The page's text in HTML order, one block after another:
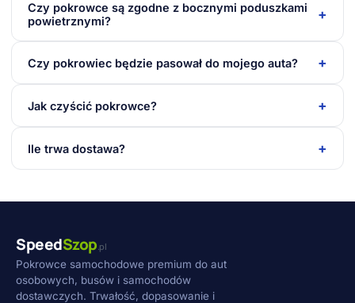
Czy pokrowce są zgodne z bocznymi poduszkami
powietrznymi?
+
Czy pokrowiec będzie pasował do mojego auta? +
Jak czyścić pokrowce? +
Ile trwa dostawa? +
SpeedSzop.pl
Pokrowce samochodowe premium do aut
osobowych, busów i samochodów
dostawczych. Trwałość, dopasowanie i